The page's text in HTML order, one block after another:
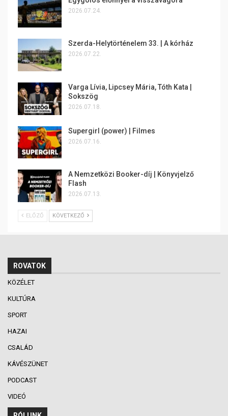
2026.07.24.
Szerda-Helytörténelem 33. | A kórház
2026.07.22.
Varga Lívia, Lipcsey Mária, Tóth Kata |
Sokszög
2026.07.18.
Supergirl (power) | Filmes
2026.07.16.
A Nemzetközi Booker-díj | Könyvjelző
Flash
2026.07.13.
ELŐZŐ KÖVETKEZŐ
ROVATOK
KÖZÉLET
KULTÚRA
SPORT
HAZAI
CSALÁD
KÁVÉSZÜNET
PODCAST
VIDEÓ